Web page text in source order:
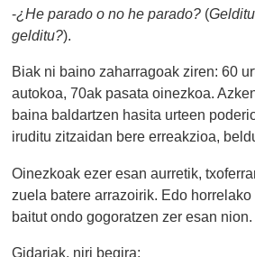
-¿He parado o no he parado? (
gelditu?).
Biak ni baino zaharragoak ziren: 60
autokoa, 70ak pasata oinezkoa.
baina baldartzen hasita urteen
iruditu zitzaidan bere erreakzioa,
Oinezkoak ezer esan aurretik,
zuela batere arrazoirik. Edo
baitut ondo gogoratzen zer esan nion.
Gidariak, niri begira: